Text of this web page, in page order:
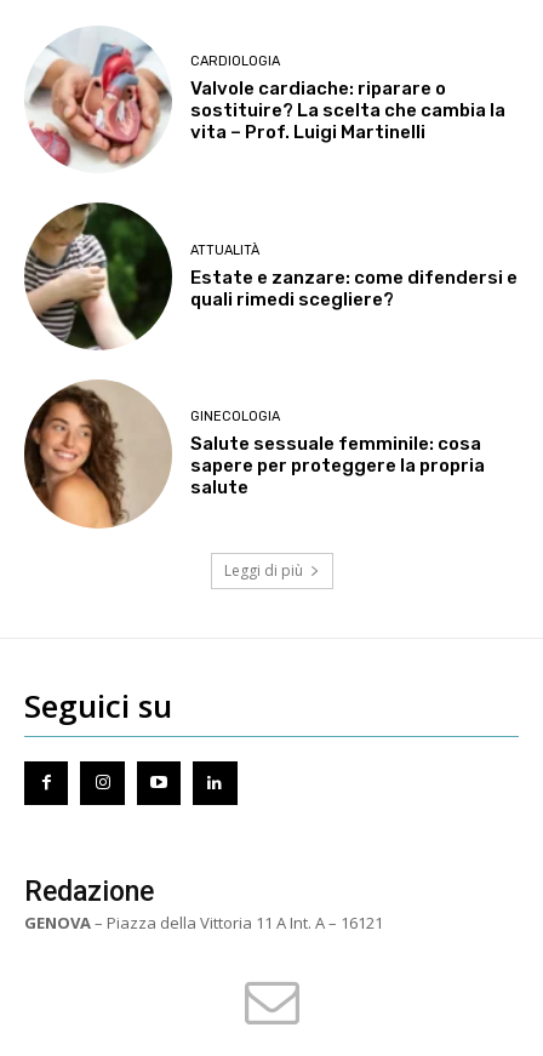
CARDIOLOGIA
Valvole cardiache: riparare o
sostituire? La scelta che cambia la
vita – Prof. Luigi Martinelli
ATTUALITÀ
Estate e zanzare: come difendersi e
quali rimedi scegliere?
GINECOLOGIA
Salute sessuale femminile: cosa
sapere per proteggere la propria
salute
Leggi di più
Seguici su
Redazione
GENOVA– Piazza della Vittoria 11 A Int. A – 16121